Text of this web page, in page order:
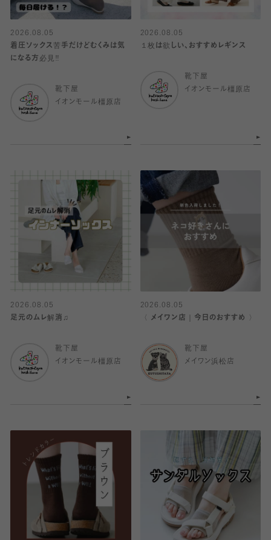
2026.08.05
着圧ソックス苦手だけどむくみは気
になる方必見‼️
靴下屋
イオンモール橿原店
2026.08.05
１枚は欲しい、おすすめレギンス
靴下屋
イオンモール橿原店
2026.08.05
足元のムレ解消♫
靴下屋
イオンモール橿原店
2026.08.05
〈 メイワン店｜今日のおすすめ 〉
靴下屋
メイワン浜松店